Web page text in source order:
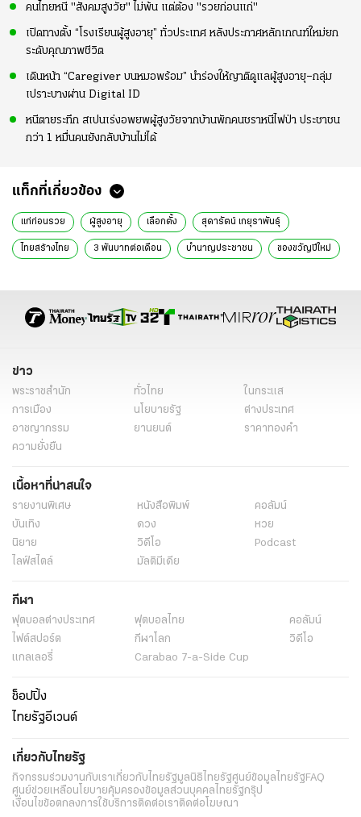
คนไทยหนี "สังคมสูงวัย" ไม่พ้น แต่ต้อง "รวยก่อนแก่"
เปิดทางตั้ง “โรงเรียนผู้สูงอายุ” ทั่วประเทศ หลังประกาศหลักเกณฑ์ใหม่ยก
ระดับคุณภาพชีวิต
เดินหน้า “Caregiver บนหมอพร้อม” นำร่องให้ญาติดูแลผู้สูงอายุ–กลุ่ม
เปราะบางผ่าน Digital ID
หนีตายระทึก สเปนเร่งอพยพผู้สูงวัยจากบ้านพักคนชราหนีไฟป่า ประชาชน
กว่า 1 หมื่นคนยังกลับบ้านไม่ได้
แท็กที่เกี่ยวข้อง
แก่ก่อนรวย ผู้สูงอายุ เลือกตั้ง สุดารัตน์ เกยุราพันธุ์
ไทยสร้างไทย 3 พันบาทต่อเดือน บำนาญประชาชน ของขวัญปีใหม่
ข่าว
พระราชสำนัก ทั่วไทย
ในกระแส
การเมือง
นโยบายรัฐ
ต่างประเทศ
อาชญากรรม
ยานยนต์
ราคาทองคำ
ความยั่งยืน
เนื้อหาที่น่าสนใจ
รายงานพิเศษ หนังสือพิมพ์
คอลัมน์
บันเทิง
ดวง
หวย
นิยาย
วิดีโอ
Podcast
ไลฟ์สไตล์
มัลติมีเดีย
กีฬา
ฟุตบอลต่่างประเทศ ฟุตบอลไทย
คอลัมน์
ไฟต์สปอร์ต
กีฬาโลก
วิดีโอ
แกลเลอรี่
Carabao 7-a-Side Cup
ช็อปปิ้ง
ไทยรัฐอีเวนต์
เกี่ยวกับไทยรัฐ
กิจกรรมร่วมงานกับเราเกี่ยวกับไทยรัฐมูลนิธิไทยรัฐศูนย์ข้อมูลไทยรัฐFAQ
ศูนย์ช่วยเหลือนโยบายคุ้มครองข้อมูลส่วนบุคคลไทยรัฐกรุ๊ป
เงื่อนไขข้อตกลงการใช้บริการติดต่อเราติดต่อโฆษณา